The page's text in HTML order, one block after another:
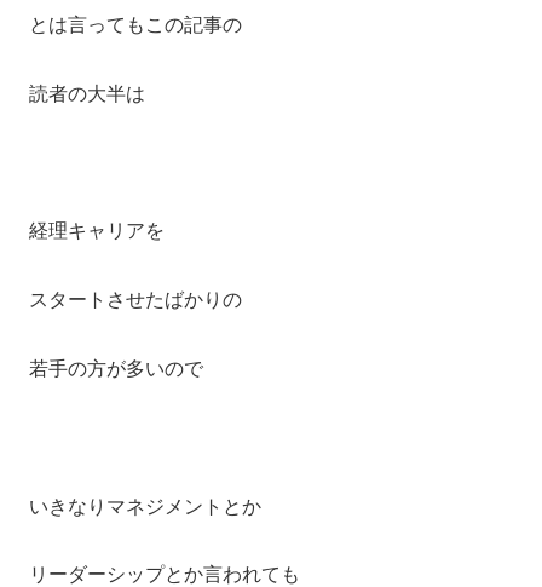
とは言ってもこの記事の
読者の大半は
経理キャリアを
スタートさせたばかりの
若手の方が多いので
いきなりマネジメントとか
リーダーシップとか言われても